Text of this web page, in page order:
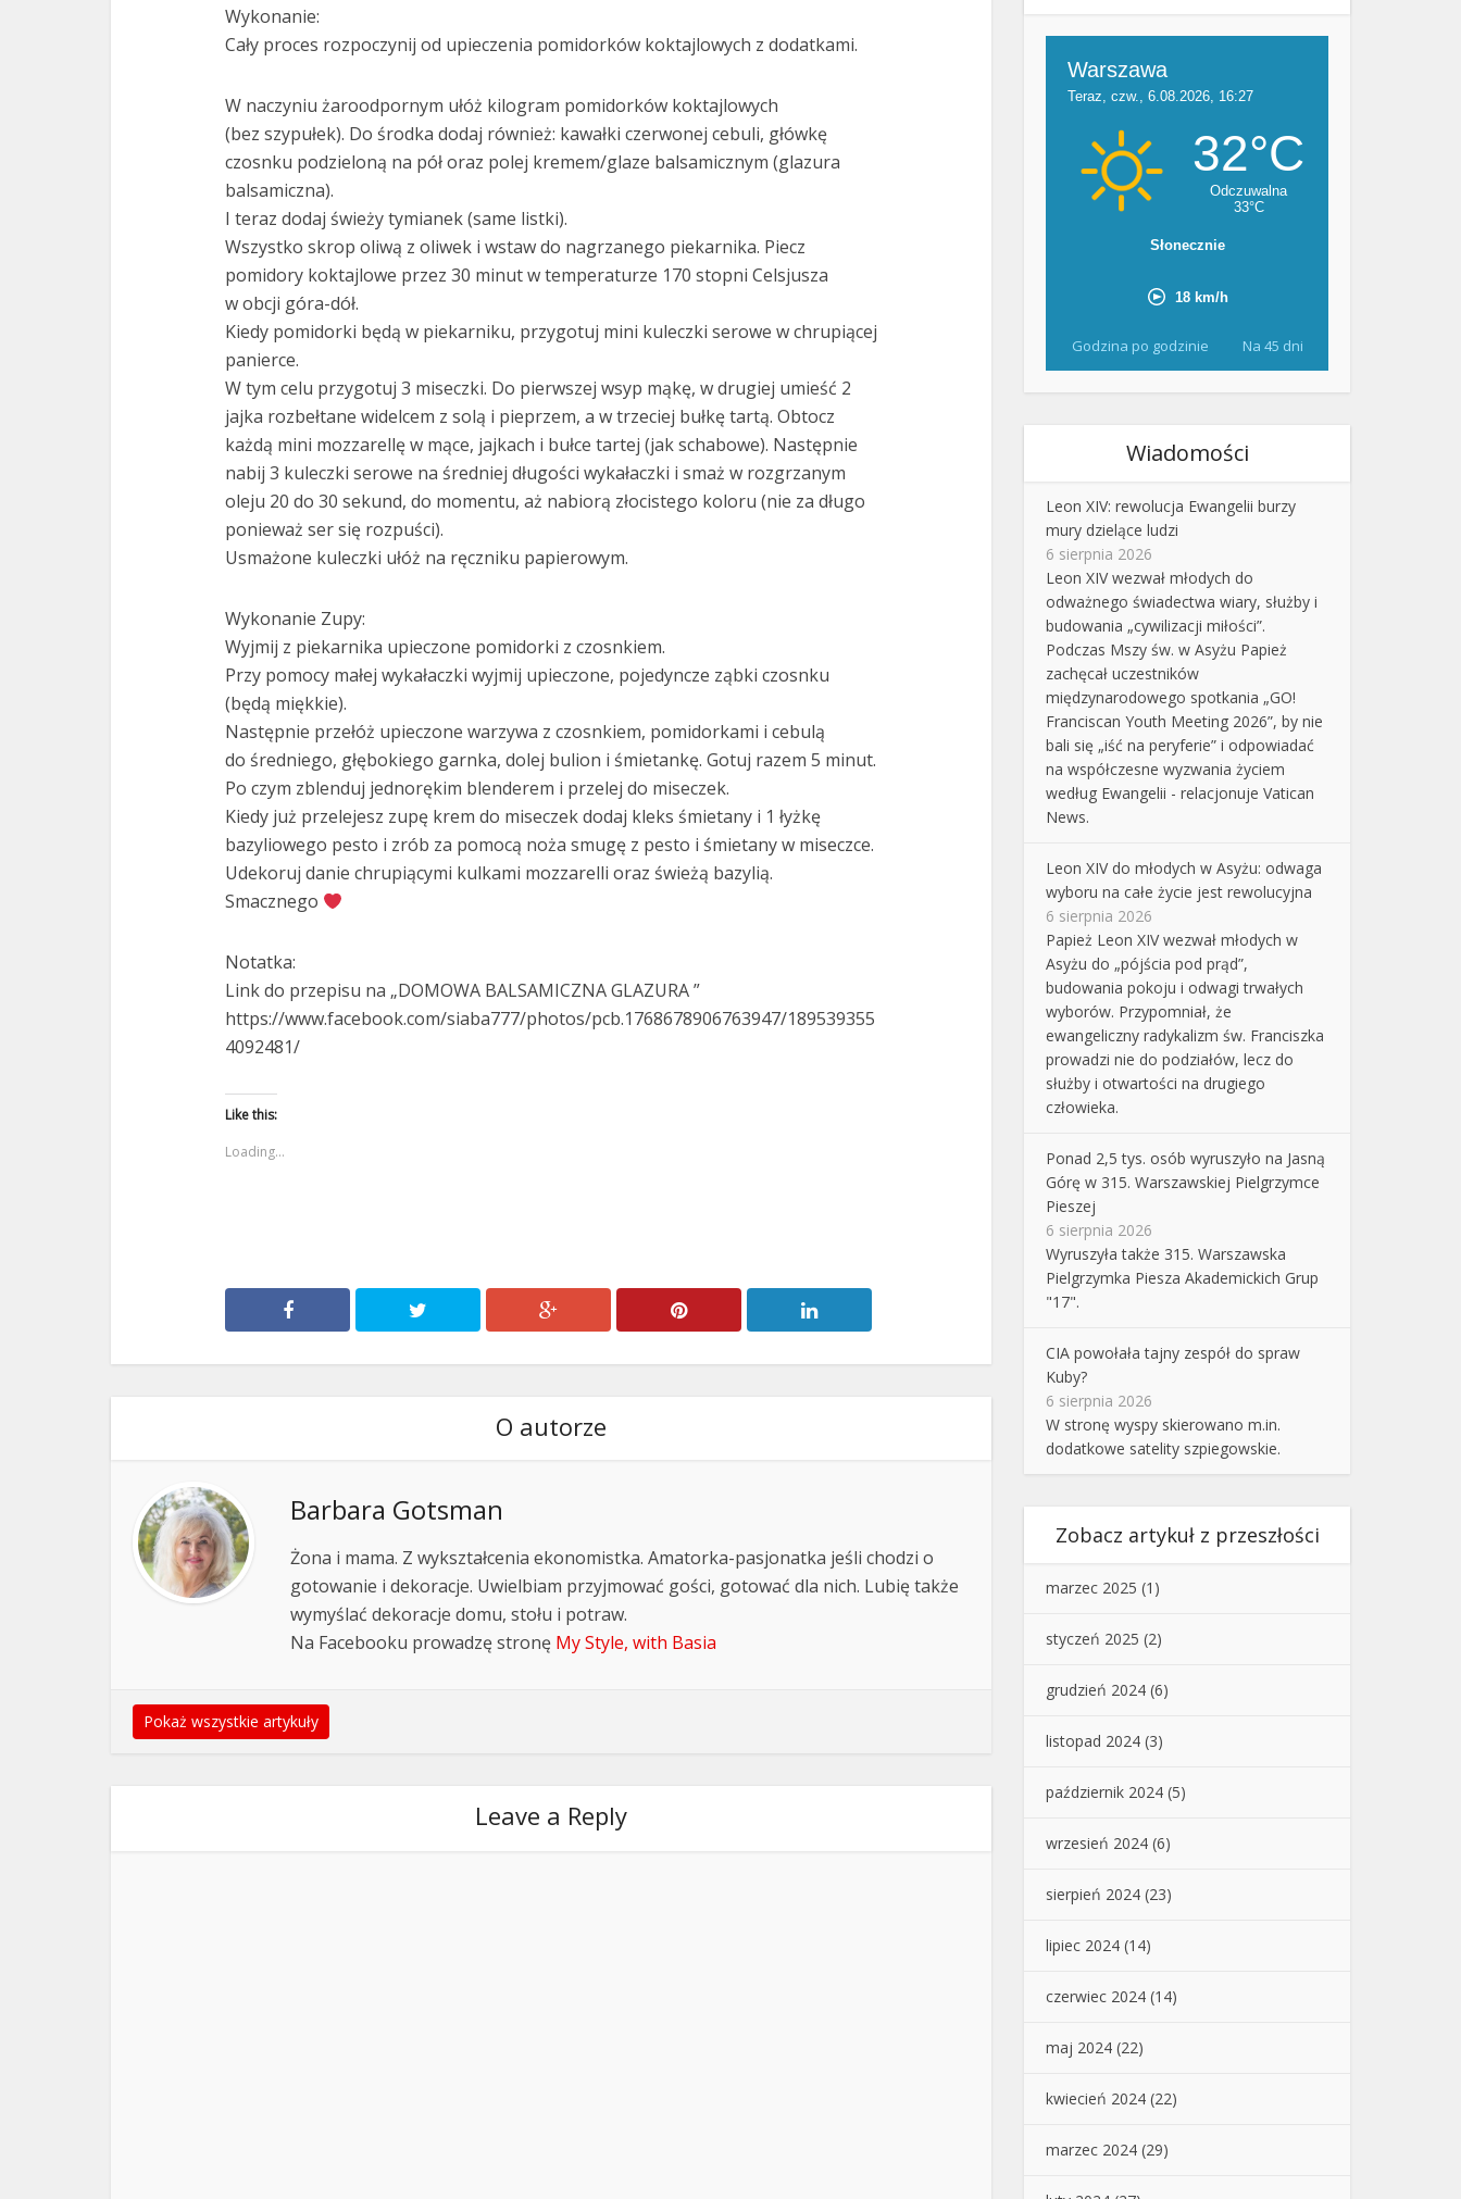
Wykonanie:
Cały proces rozpoczynij od upieczenia pomidorków koktajlowych z dodatkami.
W naczyniu żaroodpornym ułóż kilogram pomidorków koktajlowych
(bez szypułek). Do środka dodaj również: kawałki czerwonej cebuli, główkę
czosnku podzieloną na pół oraz polej kremem/glaze balsamicznym (glazura
balsamiczna).
I teraz dodaj świeży tymianek (same listki).
Wszystko skrop oliwą z oliwek i wstaw do nagrzanego piekarnika. Piecz
pomidory koktajlowe przez 30 minut w temperaturze 170 stopni Celsjusza
w obcji góra-dół.
Kiedy pomidorki będą w piekarniku, przygotuj mini kuleczki serowe w chrupiącej
panierce.
W tym celu przygotuj 3 miseczki. Do pierwszej wsyp mąkę, w drugiej umieść 2
jajka rozbełtane widelcem z solą i pieprzem, a w trzeciej bułkę tartą. Obtocz
każdą mini mozzarellę w mące, jajkach i bułce tartej (jak schabowe). Następnie
nabij 3 kuleczki serowe na średniej długości wykałaczki i smaż w rozgrzanym
oleju 20 do 30 sekund, do momentu, aż nabiorą złocistego koloru (nie za długo
ponieważ ser się rozpuści).
Usmażone kuleczki ułóż na ręczniku papierowym.
Wykonanie Zupy:
Wyjmij z piekarnika upieczone pomidorki z czosnkiem.
Przy pomocy małej wykałaczki wyjmij upieczone, pojedyncze ząbki czosnku
(będą miękkie).
Następnie przełóż upieczone warzywa z czosnkiem, pomidorkami i cebulą
do średniego, głębokiego garnka, dolej bulion i śmietankę. Gotuj razem 5 minut.
Po czym zblenduj jednorękim blenderem i przelej do miseczek.
Kiedy już przelejesz zupę krem do miseczek dodaj kleks śmietany i 1 łyżkę
bazyliowego pesto i zrób za pomocą noża smugę z pesto i śmietany w miseczce.
Udekoruj danie chrupiącymi kulkami mozzarelli oraz świeżą bazylią.
Smacznego
Notatka:
Link do przepisu na „DOMOWA BALSAMICZNA GLAZURA ”
https://www.facebook.com/siaba777/photos/pcb.1768678906763947/189539355
4092481/
Like this:
Loading...
O autorze
Barbara Gotsman
Żona i mama. Z wykształcenia ekonomistka. Amatorka-pasjonatka jeśli chodzi o
gotowanie i dekoracje. Uwielbiam przyjmować gości, gotować dla nich. Lubię także
wymyślać dekoracje domu, stołu i potraw.
Na Facebooku prowadzę stronę My Style, with Basia
Pokaż wszystkie artykuły
Leave a Reply
Godzina po godzinie Na 45 dni
Wiadomości
Leon XIV: rewolucja Ewangelii burzy
mury dzielące ludzi
6 sierpnia 2026
Leon XIV wezwał młodych do
odważnego świadectwa wiary, służby i
budowania „cywilizacji miłości”.
Podczas Mszy św. w Asyżu Papież
zachęcał uczestników
międzynarodowego spotkania „GO!
Franciscan Youth Meeting 2026”, by nie
bali się „iść na peryferie” i odpowiadać
na współczesne wyzwania życiem
według Ewangelii - relacjonuje Vatican
News.
Leon XIV do młodych w Asyżu: odwaga
wyboru na całe życie jest rewolucyjna
6 sierpnia 2026
Papież Leon XIV wezwał młodych w
Asyżu do „pójścia pod prąd”,
budowania pokoju i odwagi trwałych
wyborów. Przypomniał, że
ewangeliczny radykalizm św. Franciszka
prowadzi nie do podziałów, lecz do
służby i otwartości na drugiego
człowieka.
Ponad 2,5 tys. osób wyruszyło na Jasną
Górę w 315. Warszawskiej Pielgrzymce
Pieszej
6 sierpnia 2026
Wyruszyła także 315. Warszawska
Pielgrzymka Piesza Akademickich Grup
"17".
CIA powołała tajny zespół do spraw
Kuby?
6 sierpnia 2026
W stronę wyspy skierowano m.in.
dodatkowe satelity szpiegowskie.
Zobacz artykuł z przeszłości
marzec 2025 (1)
styczeń 2025 (2)
grudzień 2024 (6)
listopad 2024 (3)
październik 2024 (5)
wrzesień 2024 (6)
sierpień 2024 (23)
lipiec 2024 (14)
czerwiec 2024 (14)
maj 2024 (22)
kwiecień 2024 (22)
marzec 2024 (29)